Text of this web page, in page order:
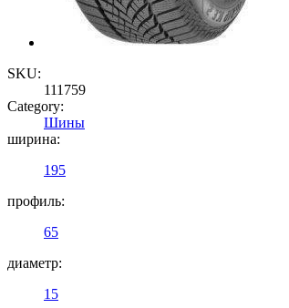
SKU:
111759
Category:
Шины
ширина:
195
профиль:
65
диаметр:
15